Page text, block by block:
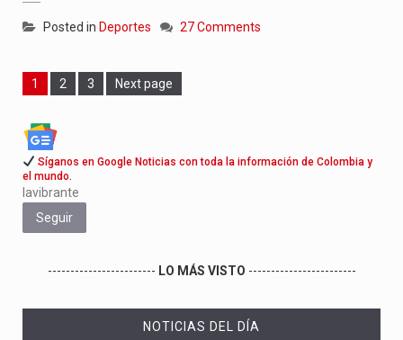
Posted in Deportes 27 Comments
Page
1 Page
2 Page
3 Next page
Síganos en Google Noticias con toda la información de Colombia y
el mundo.
lavibrante
Seguir
------------------------ LO MÁS VISTO ------------------------
NOTICIAS DEL DÍA